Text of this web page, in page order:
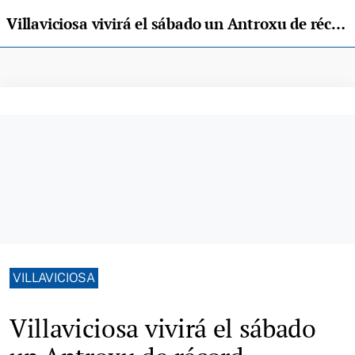
Villaviciosa vivirá el sábado un Antroxu de récord
VILLAVICIOSA
Villaviciosa vivirá el sábado